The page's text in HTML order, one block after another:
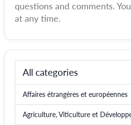
questions and comments.
at any time.
All categories
Affaires étrangères et européennes
Agriculture, Viticulture et